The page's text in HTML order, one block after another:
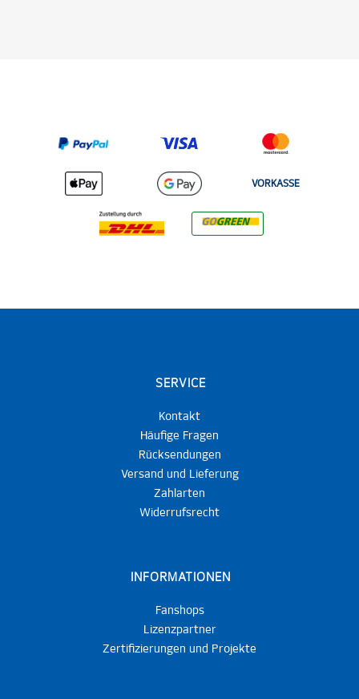
VORKASSE
SERVICE
Kontakt
Häufige Fragen
Rücksendungen
Versand und Lieferung
Zahlarten
Widerrufsrecht
INFORMATIONEN
Fanshops
Lizenzpartner
Zertifizierungen und Projekte